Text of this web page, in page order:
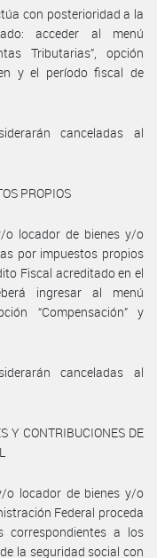
con posterioridad a la
acceder al menú
Tributarias”, opción
y el período fiscal de
canceladas al
PROPIOS
o locador de bienes y/o
por impuestos propios
Fiscal acreditado en el
ingresar al menú
“Compensación” y
canceladas al
Y CONTRIBUCIONES DE
o locador de bienes y/o
Federal proceda
correspondientes a los
la seguridad social con